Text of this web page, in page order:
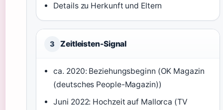
Details zu Herkunft und Eltern
3 Zeitleisten-Signal
ca. 2020: Beziehungsbeginn (OK Magazin
(deutsches People-Magazin))
Juni 2022: Hochzeit auf Mallorca (TV